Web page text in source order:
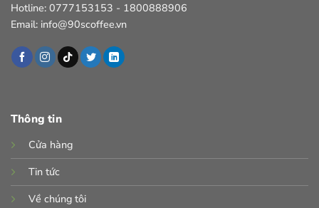
Hotline: 0777153153 - 1800888906
Email: info@90scoffee.vn
Thông tin
Cửa hàng
Tin tức
Về chúng tôi